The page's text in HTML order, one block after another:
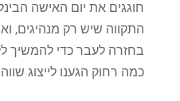
חוגגים את יום האישה
התקווה שיש רק מנהיגים,
בחזרה לעבר כדי להמשיך
כמה רחוק הגענו לייצוג